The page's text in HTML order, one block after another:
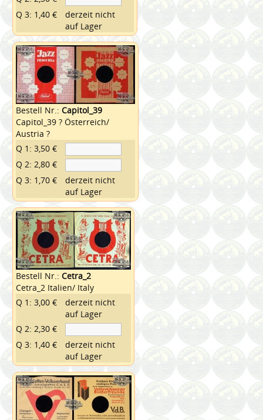
Q 3: 1,40 €
derzeit nicht
auf Lager
Bestell Nr.:Capitol_39
Capitol_39 ? Österreich/
Austria ?
Q 1: 3,50 €
Q 2: 2,80 €
Q 3: 1,70 €
derzeit nicht
auf Lager
Bestell Nr.:Cetra_2
Cetra_2 Italien/ Italy
Q 1: 3,00 €
derzeit nicht
auf Lager
Q 2: 2,30 €
Q 3: 1,40 €
derzeit nicht
auf Lager